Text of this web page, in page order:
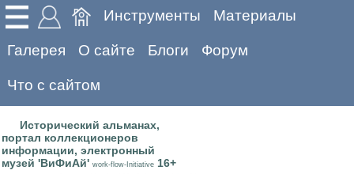
Инструменты Материалы
Галерея О сайте Блоги Форум
Что с сайтом
Исторический альманах,
портал коллекционеров
информации, электронный
музей 'ВиФиАй' work-flow-Initiative 16+